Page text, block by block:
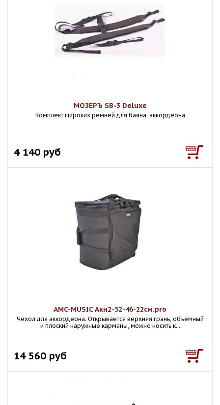
МОЗЕРЪ SB-3 Deluxe
Комплект широких ремней для баяна, аккордеона
4 140 руб
AMC-MUSIC Акн2-52-46-22см.pro
Чехол для аккордеона. Открывается верхняя грань, объёмный
и плоский наружные карманы, можно носить к...
14 560 руб